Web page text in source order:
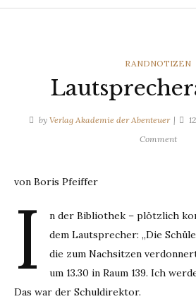
CATEGORIES
RANDNOTIZEN
by Verlag Akademie der Abenteuer
Commenton
von Boris Pfeiffer
I
n der Bibliothek – plötzlich
dem Lautsprecher: „Die
die zum Nachsitzen
um 13.30 in Raum 139. Ich
Das war der Schuldirektor.